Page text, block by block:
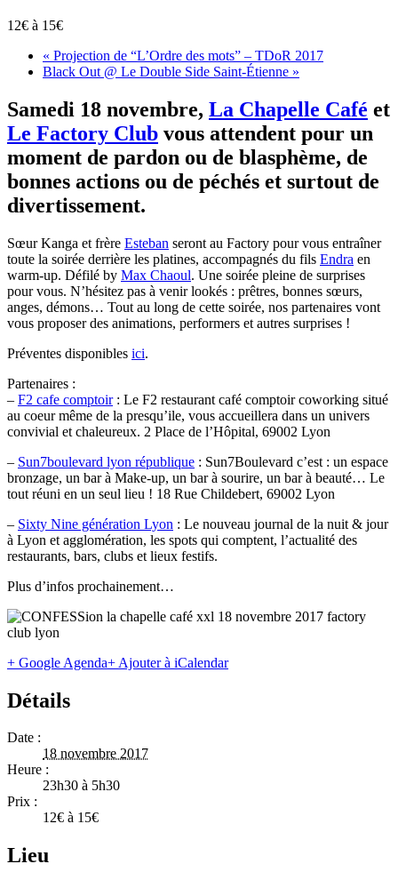
12€ à 15€
« Projection de “L’Ordre des mots” – TDoR 2017
Black Out @ Le Double Side Saint-Étienne »
Samedi 18 novembre, La Chapelle Café et
Le Factory Club vous attendent pour un
moment de pardon ou de blasphème, de
bonnes actions ou de péchés et surtout de
divertissement.
Sœur Kanga et frère Esteban seront au Factory pour vous entraîner
toute la soirée derrière les platines, accompagnés du fils Endra en
warm-up. Défilé by Max Chaoul. Une soirée pleine de surprises
pour vous. N’hésitez pas à venir lookés : prêtres, bonnes sœurs,
anges, démons… Tout au long de cette soirée, nos partenaires vont
vous proposer des animations, performers et autres surprises !
Préventes disponibles ici.
Partenaires :
– F2 cafe comptoir: Le F2 restaurant café comptoir coworking situé
au coeur même de la presqu’ile, vous accueillera dans un univers
convivial et chaleureux. 2 Place de l’Hôpital, 69002 Lyon
– Sun7boulevard lyon république : Sun7Boulevard c’est : un espace
bronzage, un bar à Make-up, un bar à sourire, un bar à beauté… Le
tout réuni en un seul lieu ! 18 Rue Childebert, 69002 Lyon
– Sixty Nine génération Lyon : Le nouveau journal de la nuit & jour
à Lyon et agglomération, les spots qui comptent, l’actualité des
restaurants, bars, clubs et lieux festifs.
Plus d’infos prochainement…
+ Google Agenda+ Ajouter à iCalendar
Détails
Date :
18 novembre 2017
Heure :
23h30 à 5h30
Prix :
12€ à 15€
Lieu